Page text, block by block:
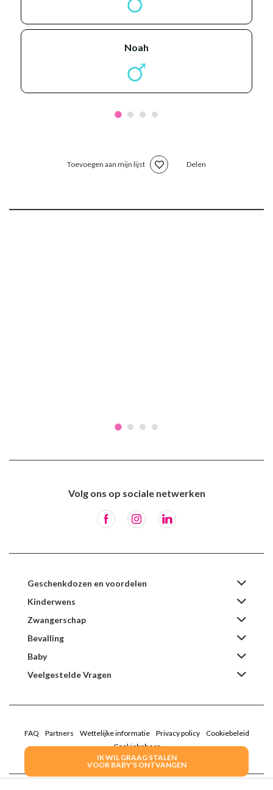
IK WIL GRAAG STALEN
VOOR BABY'S ONTVANGEN
noah
Toevoegen aan mijn lijst Delen
Volg ons op sociale netwerken
Geschenkdozen en voordelen
Kinderwens
Zwangerschap
Bevalling
Baby
Veelgestelde Vragen
FAQ Partners Wettelijke informatie Privacy policy
Cookiebeleid
Cookiebeheer